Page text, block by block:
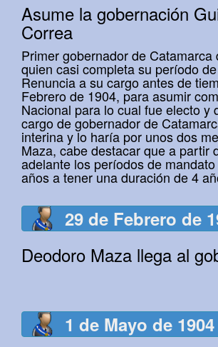
Asume la gobernación
Correa
Primer gobernador de Catamarca
quien casi completa su período
Renuncia a su cargo antes de
Febrero de 1904, para asumir
Nacional para lo cual fue electo y
cargo de gobernador de
interina y lo haría por unos dos
Maza, cabe destacar que a partir
adelante los períodos de
años a tener una duración de 4
29 de Febrero de
Deodoro Maza llega al
1 de Mayo de 1904